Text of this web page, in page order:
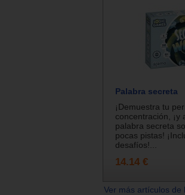
Palabra secreta
¡Demuestra tu
concentración, ¡y
palabra secreta
pocas pistas!
desafíos!...
14.14 €
Ver más artículos